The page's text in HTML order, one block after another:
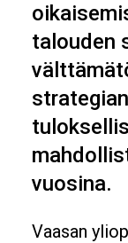
talouden
vuosina.
Vaasan